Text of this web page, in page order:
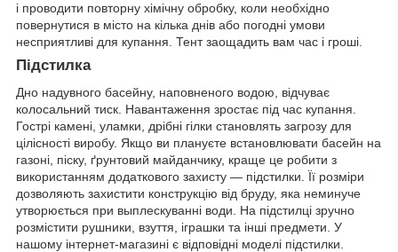
і проводити повторну хімічну обробку, коли необхідно
повернутися в місто на кілька днів або погодні умови
несприятливі для купання. Тент заощадить вам час і гроші.
Підстилка
Дно надувного басейну, наповненого водою, відчуває
колосальний тиск. Навантаження зростає під час купання.
Гострі камені, уламки, дрібні гілки становлять загрозу для
цілісності виробу. Якщо ви плануєте встановлювати басейн на
газоні, піску, ґрунтовий майданчику, краще це робити з
використанням додаткового захисту — підстилки. Її розміри
дозволяють захистити конструкцію від бруду, яка неминуче
утворюється при выплескуванні води. На підстилці зручно
розмістити рушники, взуття, іграшки та інші предмети. У
нашому інтернет-магазині є відповідні моделі підстилки.